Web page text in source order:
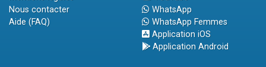
Nous contacter
Aide (FAQ)
WhatsApp
WhatsApp Femmes
Application iOS
Application Android